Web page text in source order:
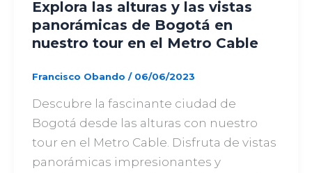
Explora las alturas y las vistas
panorámicas de Bogotá en
nuestro tour en el Metro Cable
Francisco Obando / 06/06/2023
Descubre la fascinante ciudad de
Bogotá desde las alturas con nuestro
tour en el Metro Cable. Disfruta de vistas
panorámicas impresionantes y